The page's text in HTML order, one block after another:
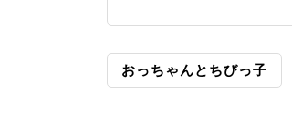
投
おっちゃんとちびっ子